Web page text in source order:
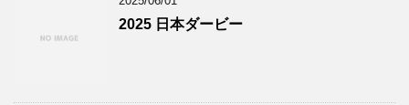
2025 日本ダービー